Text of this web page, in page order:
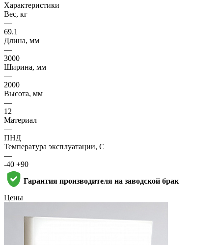
Характеристики
Вес, кг
—
69.1
Длина, мм
—
3000
Ширина, мм
—
2000
Высота, мм
—
12
Материал
—
ПНД
Температура эксплуатации, С
—
-40 +90
Гарантия производителя на заводской брак
Цены